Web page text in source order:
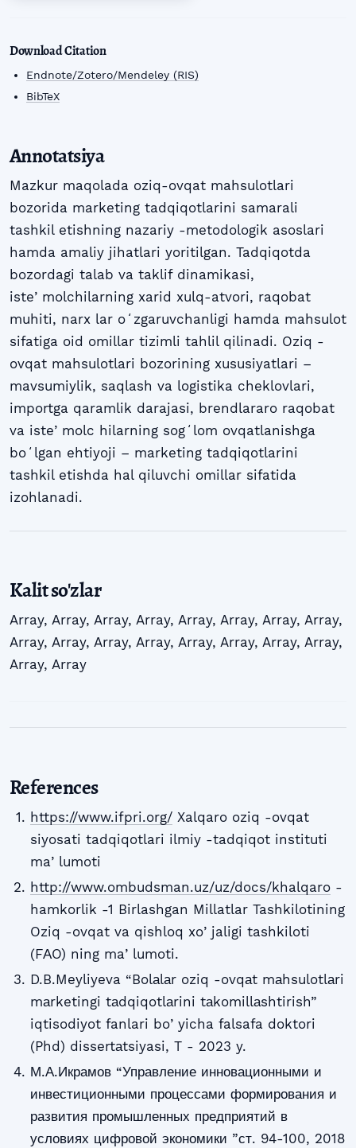
Download Citation
Endnote/Zotero/Mendeley (RIS)
BibTeX
Annotatsiya
Mazkur maqolada oziq-ovqat mahsulotlari
bozorida marketing tadqiqotlarini samarali
tashkil etishning nazariy -metodologik asoslari
hamda amaliy jihatlari yoritilgan. Tadqiqotda
bozordagi talab va taklif dinamikasi,
isteʼmolchilarning xarid xulq-atvori, raqobat
muhiti, narx lar oʻzgaruvchanligi hamda mahsulot
sifatiga oid omillar tizimli tahlil qilinadi. Oziq -
ovqat mahsulotlari bozorining xususiyatlari –
mavsumiylik, saqlash va logistika cheklovlari,
importga qaramlik darajasi, brendlararo raqobat
va isteʼmolc hilarning sogʻlom ovqatlanishga
boʻlgan ehtiyoji – marketing tadqiqotlarini
tashkil etishda hal qiluvchi omillar sifatida
izohlanadi.
Kalit so'zlar
Array, Array, Array, Array, Array, Array, Array, Array,
Array, Array, Array, Array, Array, Array, Array, Array,
Array, Array
References
https://www.ifpri.org/Xalqaro oziq -ovqat
siyosati tadqiqotlari ilmiy -tadqiqot instituti
maʼlumoti
http://www.ombudsman.uz/uz/docs/khalqaro-
hamkorlik -1 Birlashgan Millatlar Tashkilotining
Oziq -ovqat va qishloq xoʼjaligi tashkiloti
(FАO) ning maʼlumoti.
D.B.Meyliyeva “Bolаlаr oziq -ovqаt mаhsulotlаri
mаrketingi tаdqiqotlаrini tаkomillаshtirish”
iqtisodiyot fanlari boʼyicha falsafa doktori
(Phd) dissertаtsiyasi, T - 2023 y.
М.А.Икрамов “Управление инновационными и
инвестиционными процессами формирования и
развития промышленных предприятий в
условиях цифровой экономики ”ст. 94-100, 2018